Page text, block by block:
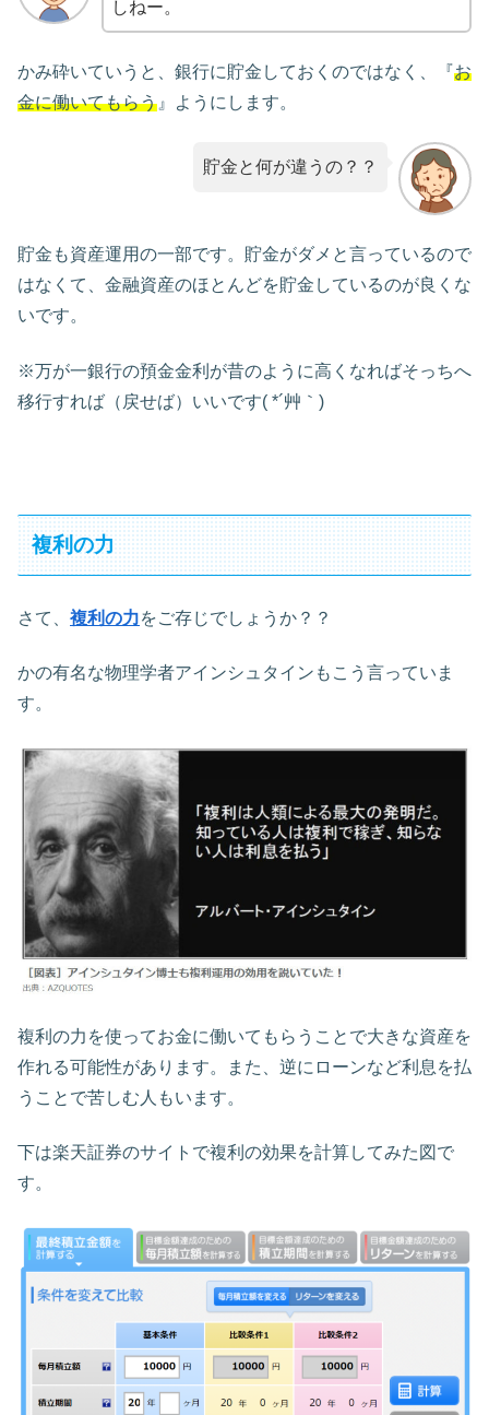
しねー。
かみ砕いていうと、銀行に貯金しておくのではなく、『お
金に働いてもらう 』ようにします。
貯金と何が違うの？？
貯金も資産運用の一部です。貯金がダメと言っているので
はなくて、金融資産のほとんどを貯金しているのが良くな
いです。
※万が一銀行の預金金利が昔のように高くなればそっちへ
移行すれば（戻せば）いいです( *´艸｀)
複利の力
さて、 複利の力をご存じでしょうか？？
かの有名な物理学者アインシュタインもこう言っていま
す。
複利の力を使ってお金に働いてもらうことで大きな資産を
作れる可能性があります。また、逆にローンなど利息を払
うことで苦しむ人もいます。
下は楽天証券のサイトで複利の効果を計算してみた図で
す。